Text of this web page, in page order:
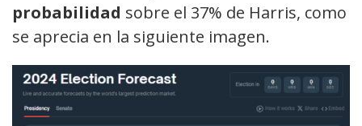
probabilidad sobre el 37% de Harris, como
se aprecia en la siguiente imagen.